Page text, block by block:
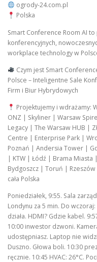
ogrody-24.com.pl
Polska
Smart Conference Room AI
konferencyjnych,
workplace technology w
Czym jest Smart
Polsce – Inteligentne Sale
Firm i Biur Hybrydowych
Projektujemy i wdrażamy:
ONZ | Skyliner | Warsaw
Legacy | The Warsaw HUB |
Centre | Enterprise Park |
Poznań | Andersia Tower |
| KTW | Łódź | Brama Miasta
Bydgoszcz | Toruń |
cała Polska
Poniedziałek, 9:55. Sala
Londynu za 5 min. Do
działa. HDMI? Gdzie kabel.
10:00 inwestor dzwoni.
udostępniasz. Laptop nie
Duszno. Głowa boli. 10:30
ręcznie. 10:45 HVAC: 26°C.